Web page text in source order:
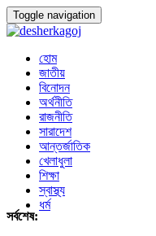
Toggle navigation
হোম
জাতীয়
বিনোদন
অর্থনীতি
রাজনীতি
সারাদেশ
আন্তর্জাতিক
খেলাধুলা
শিক্ষা
স্বাস্থ্য
ধর্ম
সর্বশেষ: